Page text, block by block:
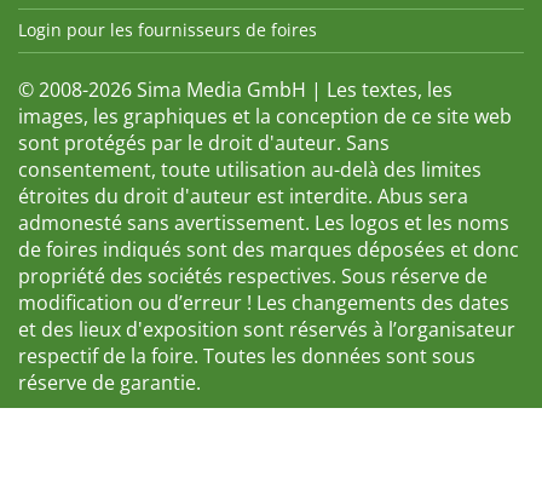
Login pour les fournisseurs de foires
© 2008-2026 Sima Media GmbH | Les textes, les
images, les graphiques et la conception de ce site web
sont protégés par le droit d'auteur. Sans
consentement, toute utilisation au-delà des limites
étroites du droit d'auteur est interdite. Abus sera
admonesté sans avertissement. Les logos et les noms
de foires indiqués sont des marques déposées et donc
propriété des sociétés respectives. Sous réserve de
modification ou d’erreur ! Les changements des dates
et des lieux d'exposition sont réservés à l’organisateur
respectif de la foire. Toutes les données sont sous
réserve de garantie.